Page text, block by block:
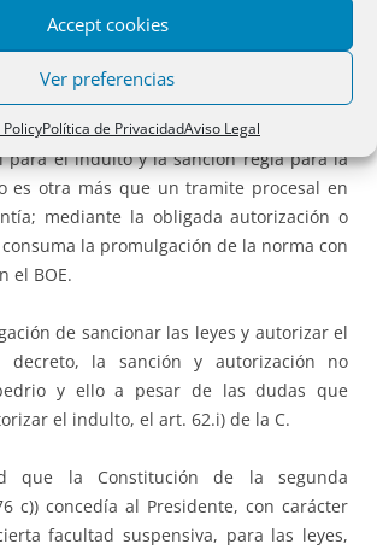
Accept cookies
Ver preferencias
Política de PrivacidadAviso Legal
del indulto, de “la solicitud imperativa
lo que quiero significar que el Jefe del
obligado a aceptar esa solicitud.
preguntarse la naturaleza de la
para el indulto y la sanción regia para la
es otra más que un tramite procesal en
mediante la obligada autorización o
la promulgación de la norma con
el BOE.
de sancionar las leyes y autorizar el
decreto, la sanción y autorización no
y ello a pesar de las dudas que
el indulto, el art. 62.i) de la C.
que la Constitución de la segunda
c)) concedía al Presidente, con carácter
facultad suspensiva, para las leyes,